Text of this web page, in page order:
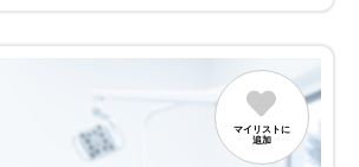
マイリストに
追加